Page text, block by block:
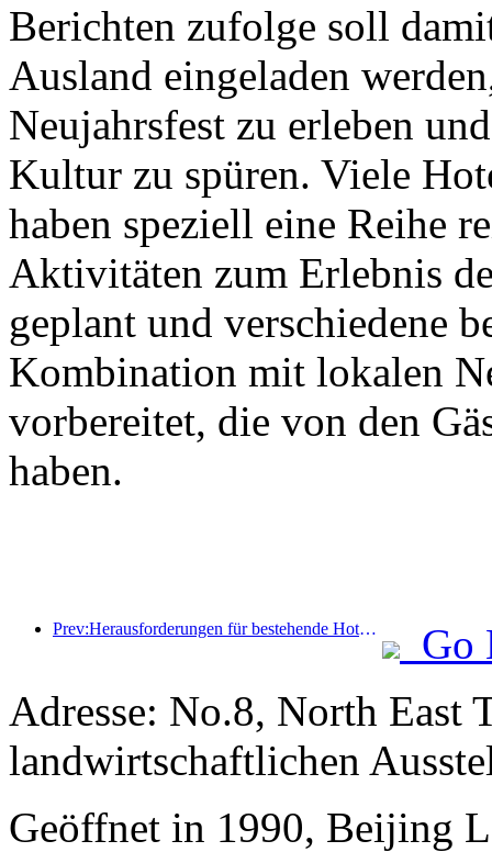
Berichten zufolge soll
Ausland eingeladen
Neujahrsfest zu erleben
Kultur zu spüren. Viele
haben speziell eine Reihe
Aktivitäten zum Erlebnis
geplant und verschiedene
Kombination mit lokalen
vorbereitet, die von den
haben.
Prev:Herausforderungen für bestehende Hotels im 2.0-Zeitalter: Modernisierung ist der Kern, das ist die wahre Wertinnovation
Go
Adresse: No.8, North East
landwirtschaftlichen
Geöffnet in 1990, Beijing